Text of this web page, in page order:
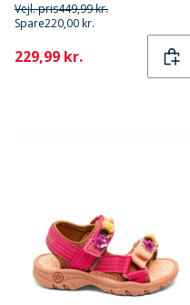
Vejl. pris449,99 kr.
Spare220,00 kr.
Current
229,99 kr.